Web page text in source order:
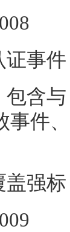
证事件
包含
事件
强标